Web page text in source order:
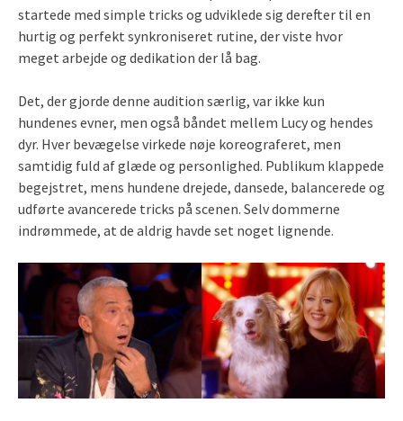
startede med simple tricks og udviklede sig derefter til en
hurtig og perfekt synkroniseret rutine, der viste hvor
meget arbejde og dedikation der lå bag.
Det, der gjorde denne audition særlig, var ikke kun
hundenes evner, men også båndet mellem Lucy og hendes
dyr. Hver bevægelse virkede nøje koreograferet, men
samtidig fuld af glæde og personlighed. Publikum klappede
begejstret, mens hundene drejede, dansede, balancerede og
udførte avancerede tricks på scenen. Selv dommerne
indrømmede, at de aldrig havde set noget lignende.